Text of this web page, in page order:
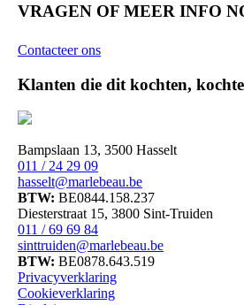
VRAGEN OF MEER INFO
Contacteer ons
Klanten die dit kochten,
Bampslaan 13, 3500 Hasselt
011 / 24 29 09
hasselt@marlebeau.be
BTW: BE0844.158.237
Diesterstraat 15, 3800 Sint-Truiden
011 / 69 69 84
sinttruiden@marlebeau.be
BTW: BE0878.643.519
Privacyverklaring
Cookieverklaring